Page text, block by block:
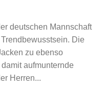
deutschen Mannschaft
Die
zu ebenso
aufmunternde
Herren...